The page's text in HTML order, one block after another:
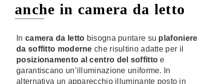
anche in camera da letto
In camera da letto bisogna puntare su plafoniere
da soffitto moderne che risultino adatte per il
posizionamento al centro del soffitto e
garantiscano un’illuminazione uniforme. In
alternativa un apparecchio illuminante posto in